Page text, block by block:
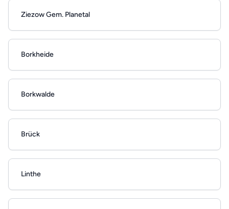
Ziezow Gem. Planetal
Borkheide
Borkwalde
Brück
Linthe